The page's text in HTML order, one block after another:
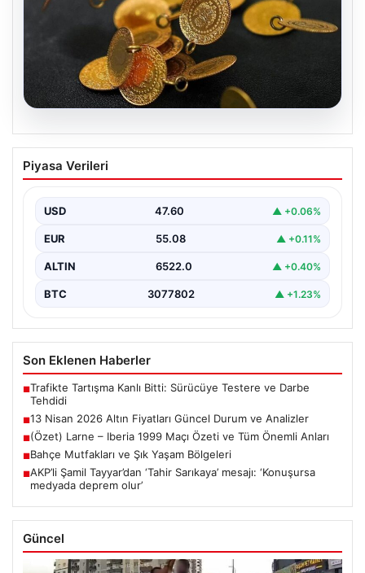
05.08.2026
13 Nisan 2026 Altın Fiyatları Güncel
Durum ve Analizler
uluslararası gelişmeler ve jeopolitical riskler nedeniyle
oldukça dalgalı…
Piyasa Verileri
USD 47.60 ▲ +0.06%
EUR 55.08 ▲ +0.11%
ALTIN 6522.0 ▲ +0.40%
BTC 3077802 ▲ +1.23%
Son Eklenen Haberler
■Trafikte Tartışma Kanlı Bitti: Sürücüye Testere ve Darbe
Tehdidi
■13 Nisan 2026 Altın Fiyatları Güncel Durum ve Analizler
■(Özet) Larne – Iberia 1999 Maçı Özeti ve Tüm Önemli Anları
■Bahçe Mutfakları ve Şık Yaşam Bölgeleri
■AKP’li Şamil Tayyar’dan ‘Tahir Sarıkaya’ mesajı: ‘Konuşursa
medyada deprem olur’
Güncel